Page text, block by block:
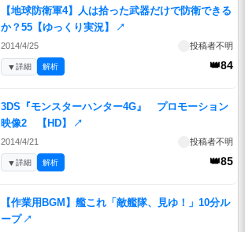
【地球防衛軍4】人は拾った武器だけで防衛できる
か？55【ゆっくり実況】
↗
2014/4/25 投稿者不明
👑84
▼詳細 解析
3DS『モンスターハンター4G』 プロモーション
映像2 【HD】
↗
2014/4/21 投稿者不明
👑85
▼詳細 解析
【作業用BGM】艦これ「敵艦隊、見ゆ！」10分ル
ープ ↗